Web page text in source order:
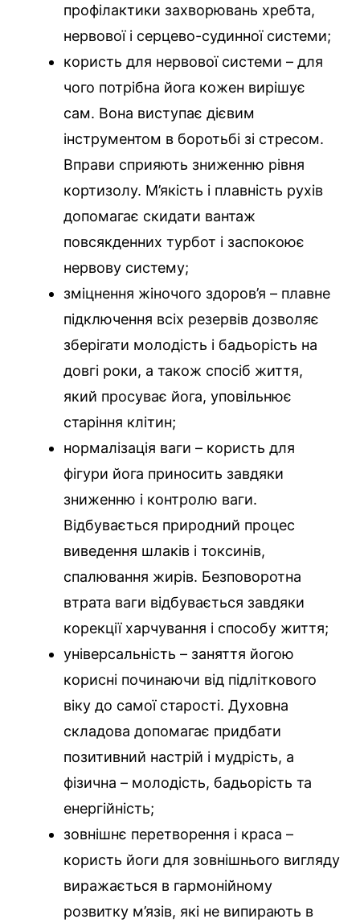
профілактики захворювань хребта,
нервової і серцево-судинної системи;
користь для нервової системи – для
чого потрібна йога кожен вирішує
сам. Вона виступає дієвим
інструментом в боротьбі зі стресом.
Вправи сприяють зниженню рівня
кортизолу. М’якість і плавність рухів
допомагає скидати вантаж
повсякденних турбот і заспокоює
нервову систему;
зміцнення жіночого здоров’я – плавне
підключення всіх резервів дозволяє
зберігати молодість і бадьорість на
довгі роки, а також спосіб життя,
який просуває йога, уповільнює
старіння клітин;
нормалізація ваги – користь для
фігури йога приносить завдяки
зниженню і контролю ваги.
Відбувається природний процес
виведення шлаків і токсинів,
спалювання жирів. Безповоротна
втрата ваги відбувається завдяки
корекції харчування і способу життя;
універсальність – заняття йогою
корисні починаючи від підліткового
віку до самої старості. Духовна
складова допомагає придбати
позитивний настрій і мудрість, а
фізична – молодість, бадьорість та
енергійність;
зовнішнє перетворення і краса –
користь йоги для зовнішнього вигляду
виражається в гармонійному
розвитку м’язів, які не випирають в